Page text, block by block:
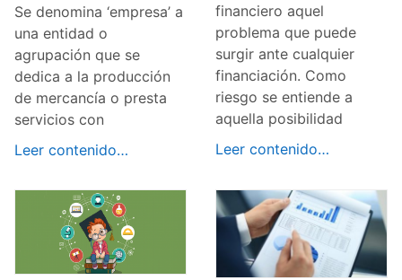
Se denomina ‘empresa’ a
una entidad o
agrupación que se
dedica a la producción
de mercancía o presta
servicios con
Leer contenido…
financiero aquel
problema que puede
surgir ante cualquier
financiación. Como
riesgo se entiende a
aquella posibilidad
Leer contenido…